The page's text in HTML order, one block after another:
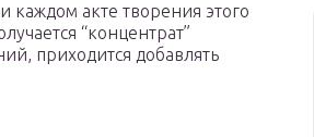
каждом акте творения этого
“концентрат”
приходится добавлять